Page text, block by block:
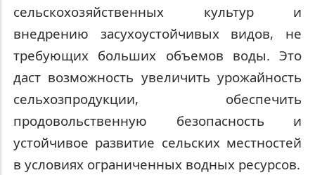
сельскохозяйственных культур и
внедрению засухоустойчивых видов, не
требующих больших объемов воды. Это
даст возможность увеличить урожайность
сельхозпродукции, обеспечить
продовольственную безопасность и
устойчивое развитие сельских местностей
в условиях ограниченных водных ресурсов.